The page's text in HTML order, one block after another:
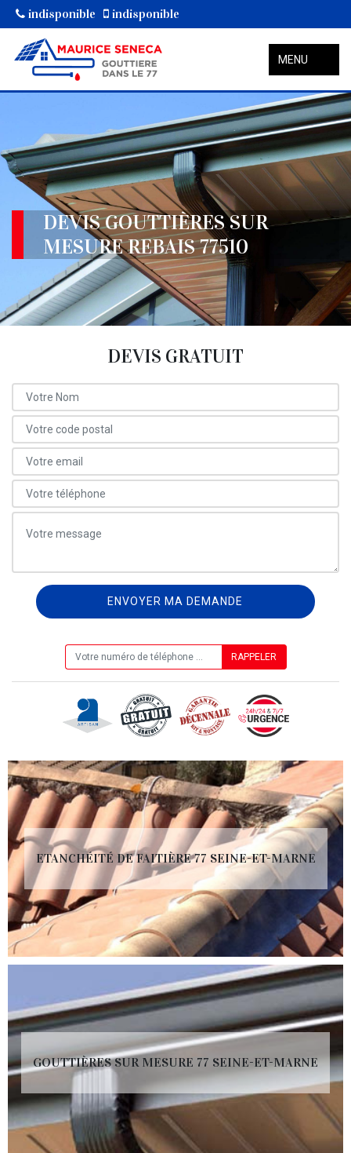
indisponible indisponible
MENU
DEVIS GOUTTIÈRES SUR
MESURE REBAIS 77510
DEVIS GRATUIT
ETANCHÉITÉ DE FAITIÈRE 77 SEINE-ET-MARNE
GOUTTIÈRES SUR MESURE 77 SEINE-ET-MARNE